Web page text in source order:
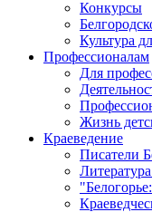
Конкурсы
Культура
Профессионалам
Для
Жизнь
Краеведение
Писатели